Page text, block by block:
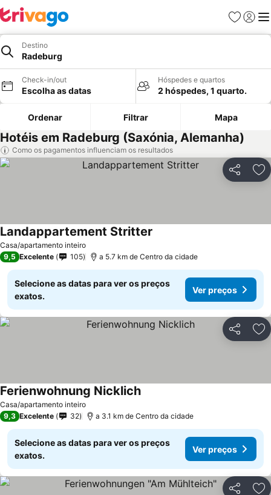
Favoritos
Iniciar
Destino
Radeburg
Check-in/out
Escolha as datas
Hóspedes e quartos
2 hóspedes, 1 quarto.
Ordenar Filtrar Mapa
Hotéis em Radeburg (Saxónia, Alemanha)
Como os pagamentos influenciam os resultados
Partilhar
Casa/apartamento inteiro
Landappartement Stritter
9,5 Excelente 105 a 5.7 km de Centro da cidade
Selecione as datas para ver os preços
exatos.
Ver preços
Partilhar
Casa/apartamento inteiro
Ferienwohnung NicklichVer preços
9,3 Excelente 32 a 3.1 km de Centro da cidade
Selecione as datas para ver os preços
exatos.
Ver preços